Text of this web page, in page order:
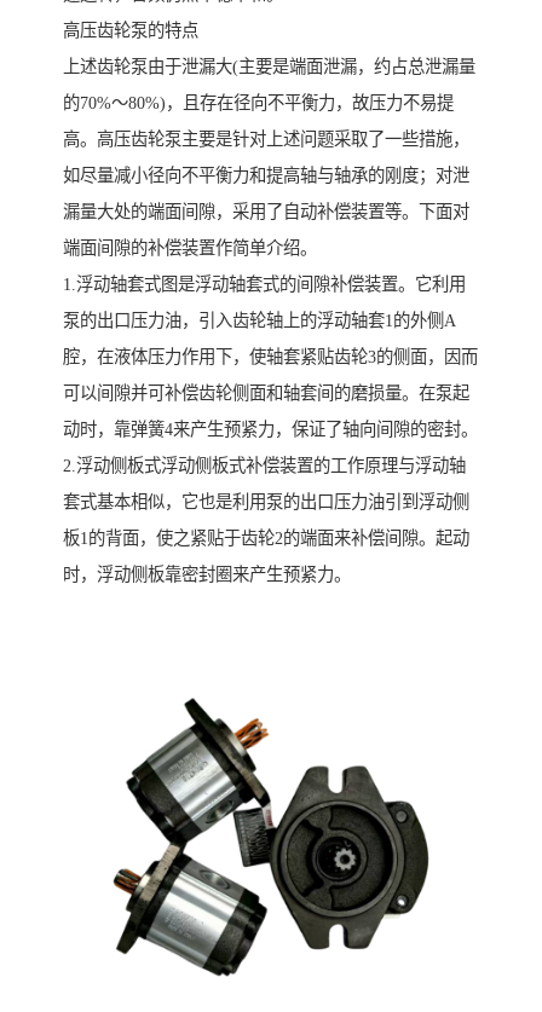
高压齿轮泵的特点
上述齿轮泵由于泄漏大(主要是端面泄漏，约占总泄漏量
的70%～80%)，且存在径向不平衡力，故压力不易提
高。高压齿轮泵主要是针对上述问题采取了一些措施，
如尽量减小径向不平衡力和提高轴与轴承的刚度；对泄
漏量大处的端面间隙，采用了自动补偿装置等。下面对
端面间隙的补偿装置作简单介绍。
1.浮动轴套式图是浮动轴套式的间隙补偿装置。它利用
泵的出口压力油，引入齿轮轴上的浮动轴套1的外侧A
腔，在液体压力作用下，使轴套紧贴齿轮3的侧面，因而
可以间隙并可补偿齿轮侧面和轴套间的磨损量。在泵起
动时，靠弹簧4来产生预紧力，保证了轴向间隙的密封。
2.浮动侧板式浮动侧板式补偿装置的工作原理与浮动轴
套式基本相似，它也是利用泵的出口压力油引到浮动侧
板1的背面，使之紧贴于齿轮2的端面来补偿间隙。起动
时，浮动侧板靠密封圈来产生预紧力。